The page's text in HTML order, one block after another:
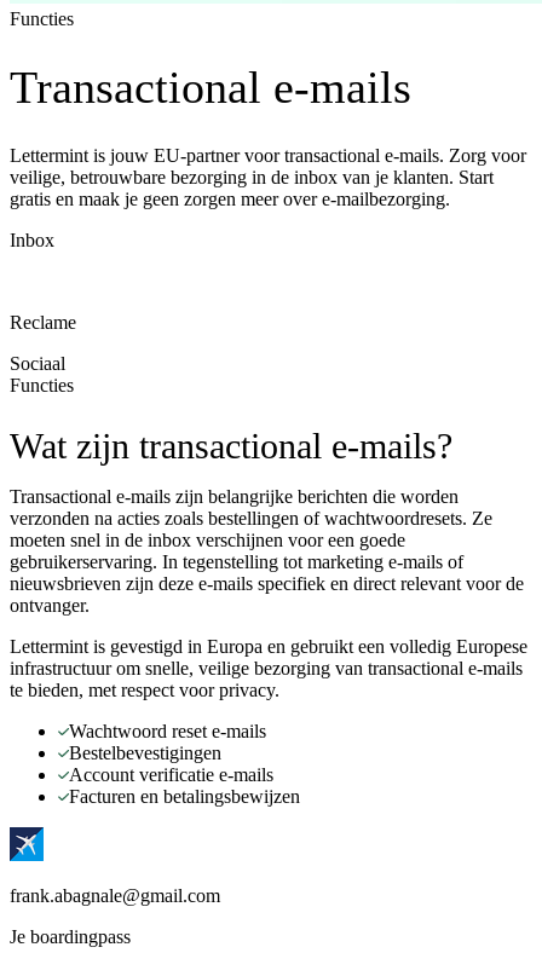
Functies
Transactional e-mails
Lettermint is jouw EU-partner voor transactional e-mails. Zorg voor
veilige, betrouwbare bezorging in de inbox van je klanten. Start
gratis en maak je geen zorgen meer over e-mailbezorging.
Inbox
Reclame
Sociaal
Functies
Wat zijn transactional e-mails?
Transactional e-mails zijn belangrijke berichten die worden
verzonden na acties zoals bestellingen of wachtwoordresets. Ze
moeten snel in de inbox verschijnen voor een goede
gebruikerservaring. In tegenstelling tot marketing e-mails of
nieuwsbrieven zijn deze e-mails specifiek en direct relevant voor de
ontvanger.
Lettermint is gevestigd in Europa en gebruikt een volledig Europese
infrastructuur om snelle, veilige bezorging van transactional e-mails
te bieden, met respect voor privacy.
Wachtwoord reset e-mails
Bestelbevestigingen
Account verificatie e-mails
Facturen en betalingsbewijzen
frank.abagnale@gmail.com
Je boardingpass